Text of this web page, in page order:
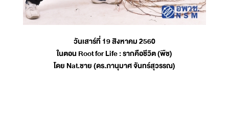
วันเสาร์ที่ 19 สิงหาคม 2560
ในตอน Root for Life : รากคือชีวิต (พืช)
โดย Nat.ชาย (ดร.ภานุมาศ จันทร์สุวรรณ)